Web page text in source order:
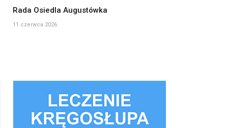
Rada Osiedla Augustówka
11 czerwca 2026